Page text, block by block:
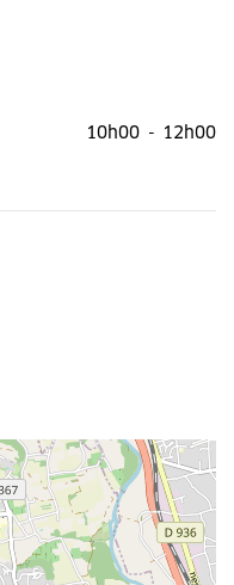
10h00 - 12h00